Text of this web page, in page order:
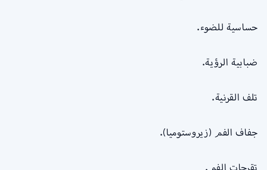
حساسية للضوء.
ضبابية الرؤية.
تلف القرنية.
جفاف الفم (زيروستوميا).